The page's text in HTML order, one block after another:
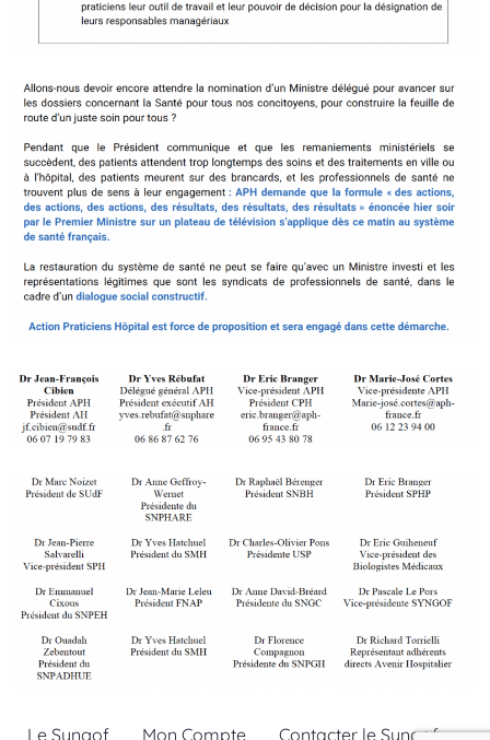
Le Syngof Mon Compte Contacter le Syngof